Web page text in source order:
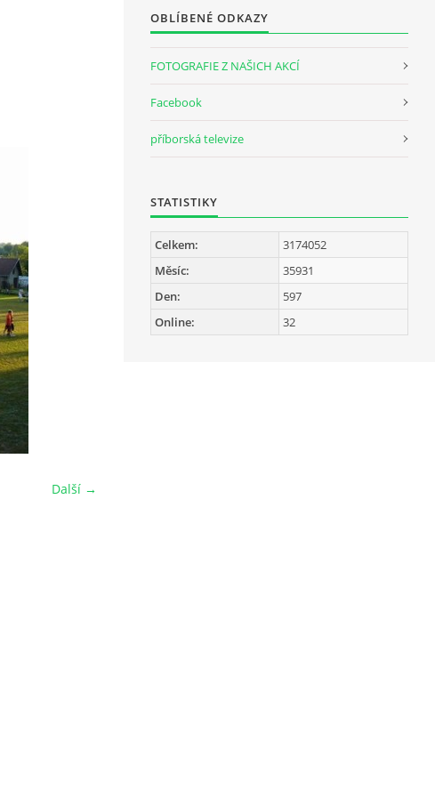
Další →
OBLÍBENÉ ODKAZY
FOTOGRAFIE Z NAŠICH AKCÍ
Facebook
příborská televize
STATISTIKY
Online: 32
Celkem:
3174052
Měsíc:
35931
Den:
597